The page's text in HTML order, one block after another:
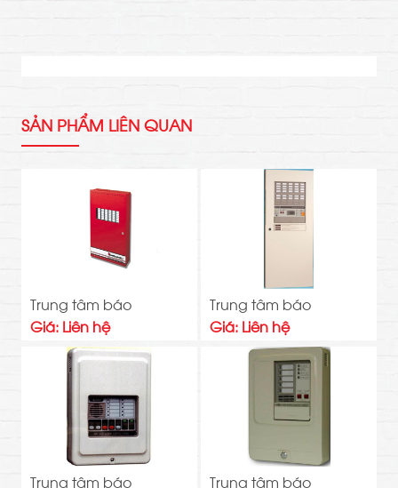
SẢN PHẨM LIÊN QUAN
Trung tâm báo
cháy 2
Giá: Liên hệ
Trung tâm báo
cháy 3
Giá: Liên hệ
Trung tâm báo
Trung tâm báo